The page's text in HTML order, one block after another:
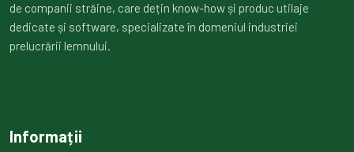
de companii străine, care dețin know-how și produc utilaje
dedicate și software, specializate în domeniul industriei
prelucrării lemnului.
Informații